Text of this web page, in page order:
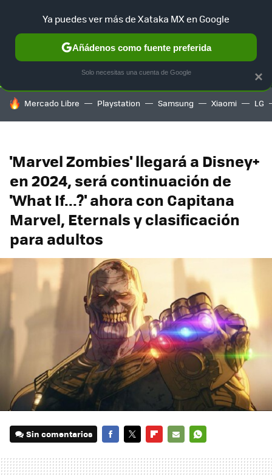
SELECCIÓN GAMING HOME AUTO TERRITORIO
HOY SE HABLA DE
Mercado Libre Playstation Samsung Xiaomi LG
'Marvel Zombies' llegará a Disney+
en 2024, será continuación de
'What If...?' ahora con Capitana
Marvel, Eternals y clasificación
para adultos
Sin comentarios
MAIL
×
Ya puedes ver más de Xataka MX en Google
Añádenos como fuente preferida
Solo necesitas una cuenta de Google